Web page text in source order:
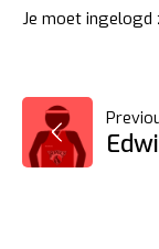
Je moet ingelogd